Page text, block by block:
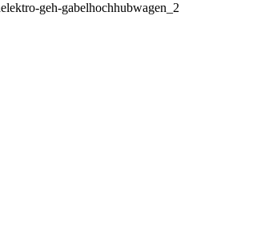
geh-gabelhochhubwagen_2